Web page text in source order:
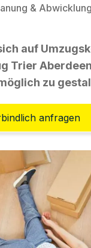
&
auf
Trier
zu
anfragen